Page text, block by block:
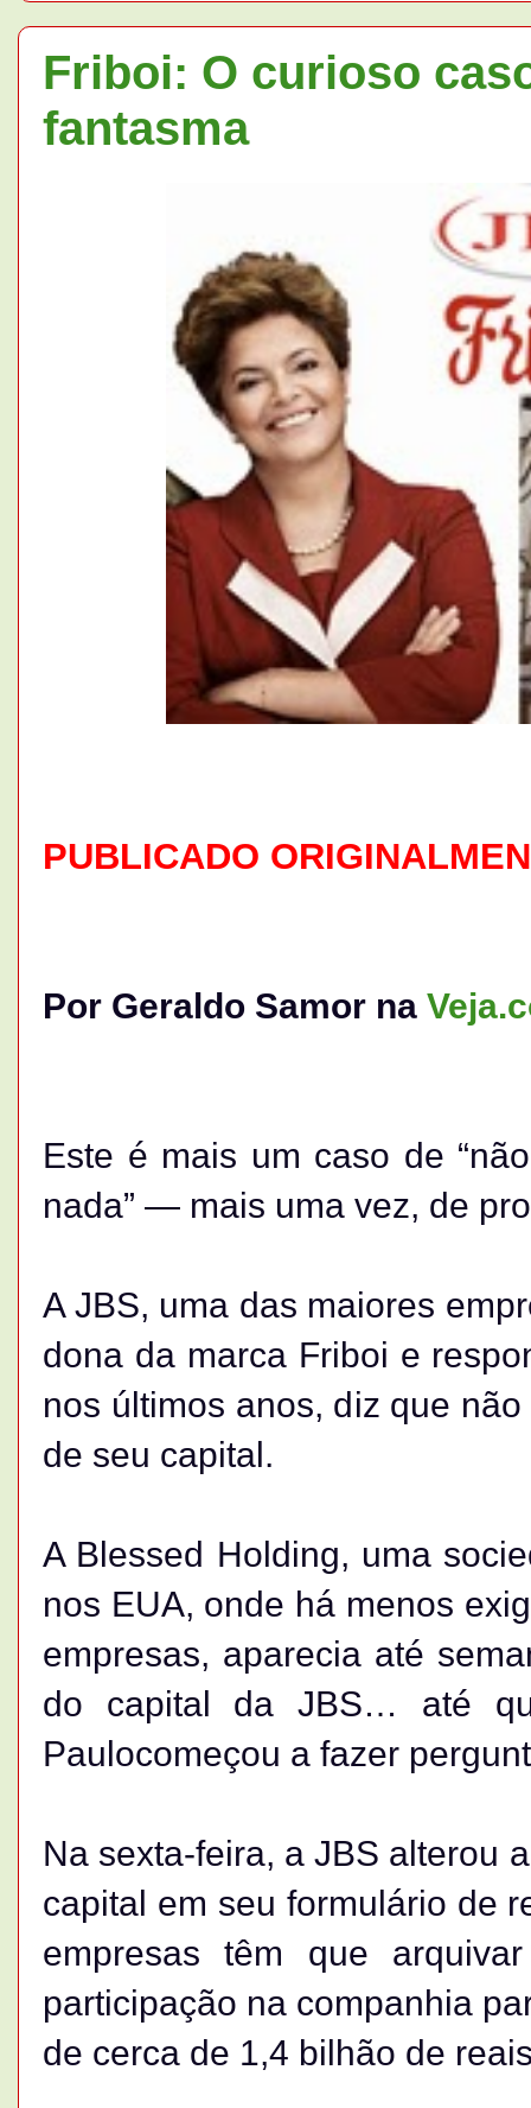
Friboi: O curioso
fantasma
PUBLICADO
Por Geraldo Samor na
Este é mais um caso de
nada” — mais uma vez, de
A JBS, uma das maiores
dona da marca Friboi e
nos últimos anos, diz que
de seu capital.
A Blessed Holding, uma
nos EUA, onde há menos
empresas, aparecia até
do capital da JBS… até
Paulocomeçou a fazer
Na sexta-feira, a JBS alterou
capital em seu formulário de
empresas têm que
participação na companhia
de cerca de 1,4 bilhão de